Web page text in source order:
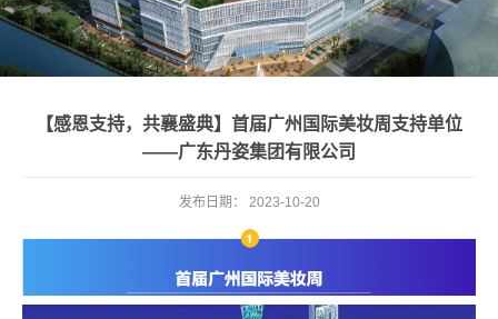
【感恩支持，共襄盛典】首届广州国际美妆周支持单位
——广东丹姿集团有限公司
发布日期： 2023-10-20